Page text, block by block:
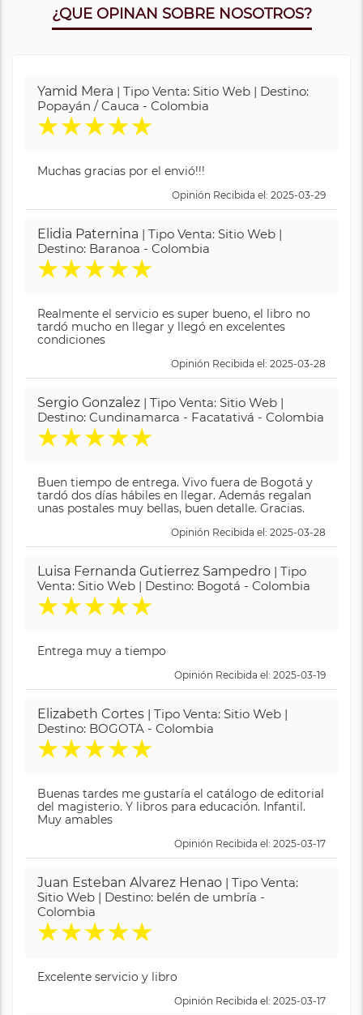
¿QUE OPINAN SOBRE NOSOTROS?
Yamid Mera | Tipo Venta: Sitio Web | Destino:
Popayán / Cauca - Colombia
★★★★★
Muchas gracias por el envió!!!
Opinión Recibida el: 2025-03-29
Elidia Paternina | Tipo Venta: Sitio Web |
Destino: Baranoa - Colombia
★★★★★
Realmente el servicio es super bueno, el libro no
tardó mucho en llegar y llegó en excelentes
condiciones
Opinión Recibida el: 2025-03-28
Sergio Gonzalez | Tipo Venta: Sitio Web |
Destino: Cundinamarca - Facatativá - Colombia
★★★★★
Buen tiempo de entrega. Vivo fuera de Bogotá y
tardó dos días hábiles en llegar. Además regalan
unas postales muy bellas, buen detalle. Gracias.
Opinión Recibida el: 2025-03-28
Luisa Fernanda Gutierrez Sampedro | Tipo
Venta: Sitio Web | Destino: Bogotá - Colombia
★★★★★
Entrega muy a tiempo
Opinión Recibida el: 2025-03-19
Elizabeth Cortes | Tipo Venta: Sitio Web |
Destino: BOGOTA - Colombia
★★★★★
Buenas tardes me gustaría el catálogo de editorial
del magisterio. Y libros para educación. Infantil.
Muy amables
Opinión Recibida el: 2025-03-17
Juan Esteban Alvarez Henao | Tipo Venta:
Sitio Web | Destino: belén de umbría -
Colombia
★★★★★
Excelente servicio y libro
Opinión Recibida el: 2025-03-17